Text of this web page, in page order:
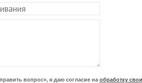
вопрос», я даю согласие на обработку